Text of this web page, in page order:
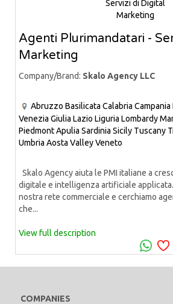
Agenti Plurimandatari -
Marketing
Company/Brand: Skalo Agency LLC
Abruzzo Basilicata Calabria Campania
Venezia Giulia Lazio Liguria Lombardy
PiedmontApulia Sardinia Sicily Tuscany
Umbria Aosta ValleyVeneto
Skalo Agency aiuta le PMI italiane a
digitale e intelligenza artificiale
nostra rete commerciale e cerchiamo
che...
View full description
COMPANIES